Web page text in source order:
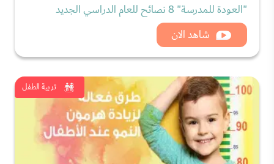
"العودة للمدرسة" 8 نصائح للعام الدراسي الجديد
شاهد الان
تربية الطفل